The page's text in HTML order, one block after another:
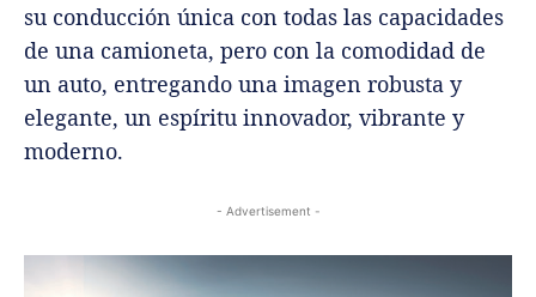
su conducción única con todas las capacidades
de una camioneta, pero con la comodidad de
un auto, entregando una imagen robusta y
elegante, un espíritu innovador, vibrante y
moderno.
- Advertisement -